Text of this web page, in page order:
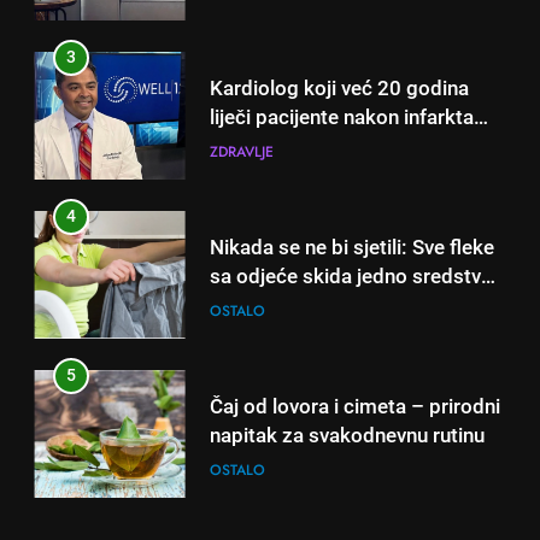
3
Kardiolog koji već 20 godina
liječi pacijente nakon infarkta
otkrio: Ove 4 jutarnje navike
dana!
ZDRAVLJE
4
Nikada se ne bi sjetili: Sve fleke
sa odjeće skida jedno sredstvo
koje svi imamo u kući
OSTALO
5
Čaj od lovora i cimeta – prirodni
napitak za svakodnevnu rutinu
OSTALO